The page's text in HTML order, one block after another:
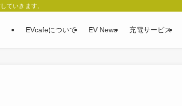
ていきます。
EVcafeについて EV News 充電サービス